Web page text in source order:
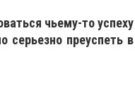
чьему-то успеху
серьезно преуспеть в